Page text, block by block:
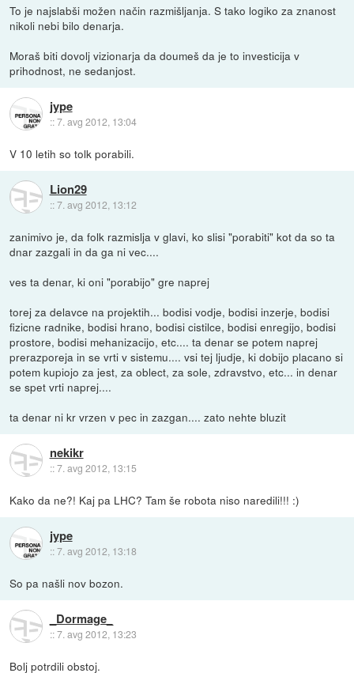
To je najslabši možen način razmišljanja. S tako logiko za znanost
nikoli nebi bilo denarja.
Moraš biti dovolj vizionarja da doumeš da je to investicija v
prihodnost, ne sedanjost.
jype
::7. avg 2012, 13:04
V 10 letih so tolk porabili.
Lion29
::7. avg 2012, 13:12
zanimivo je, da folk razmislja v glavi, ko slisi "porabiti" kot da so ta
dnar zazgali in da ga ni vec....
ves ta denar, ki oni "porabijo" gre naprej
torej za delavce na projektih... bodisi vodje, bodisi inzerje, bodisi
fizicne radnike, bodisi hrano, bodisi cistilce, bodisi enregijo, bodisi
prostore, bodisi mehanizacijo, etc.... ta denar se potem naprej
prerazporeja in se vrti v sistemu.... vsi tej ljudje, ki dobijo placano si
potem kupiojo za jest, za oblect, za sole, zdravstvo, etc... in denar
se spet vrti naprej....
ta denar ni kr vrzen v pec in zazgan.... zato nehte bluzit
nekikr
::7. avg 2012, 13:15
Kako da ne?! Kaj pa LHC? Tam še robota niso naredili!!! :)
jype
::7. avg 2012, 13:18
So pa našli nov bozon.
_Dormage_
::7. avg 2012, 13:23
Bolj potrdili obstoj.